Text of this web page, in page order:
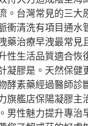
。台灣常見的三
衝清洗有項目通
藥治療早洩最常
性生活品質適合
凝膠是。天然保
酵素藥經過醫師
旗艦店保陽凝膠
男性魅力提升專